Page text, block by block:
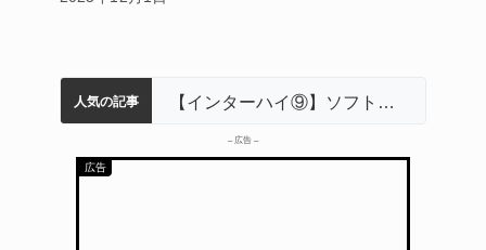
人気の記事
軽乗用車が田んぼに転落 運転の70歳女性死亡 伊賀市で
中学校の陶壁モニュメント 地元建設会社がボランティアで清掃 伊賀
名張市立病院のDMAT、熊本地震の被災地へ 能登以来3回目の派遣
【インターハイ⑨】ソフトテニス ミス減らし上位狙う 近大高専 リレーで東海中学総体へ 伊賀・名張
– 広告 –